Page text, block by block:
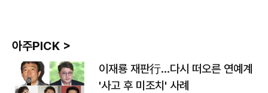
아주PICK >
이재룡 재판行…다시 떠오른 연예계
'사고 후 미조치' 사례